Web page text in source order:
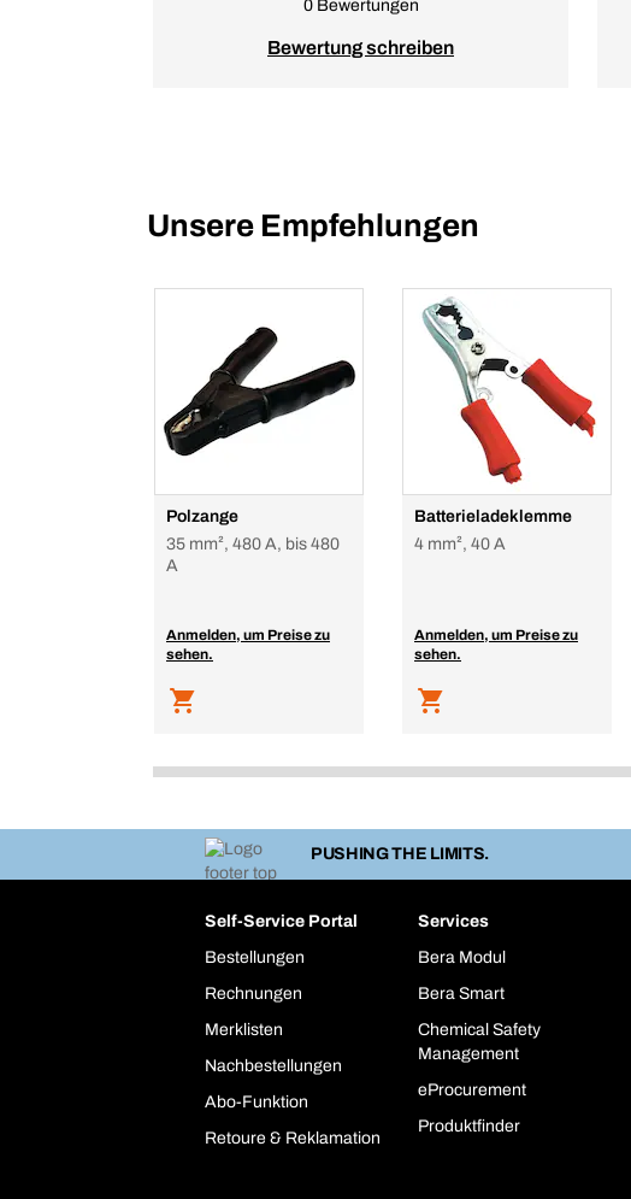
0 Bewertungen
Bewertung schreiben
Unsere Empfehlungen
Polzange
35 mm², 480 A, bis 480
A
Anmelden, um Preise zu
sehen.
Batterieladeklemme
4 mm², 40 A
Anmelden, um Preise zu
sehen.
PUSHING THE LIMITS.
Self-Service Portal
Bestellungen
Rechnungen
Merklisten
Nachbestellungen
Abo-Funktion
Retoure & Reklamation
Services
Bera Modul
Bera Smart
Chemical Safety
Management
eProcurement
Produktfinder